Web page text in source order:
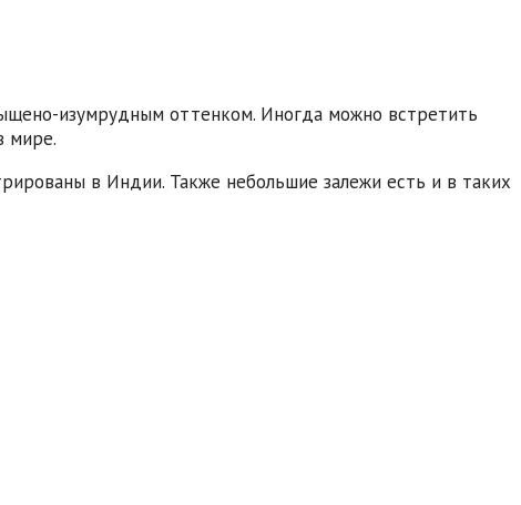
изумрудным оттенком. Иногда можно встретить
мире.
в Индии. Также небольшие залежи есть и в таких